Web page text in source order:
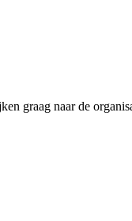
graag naar de